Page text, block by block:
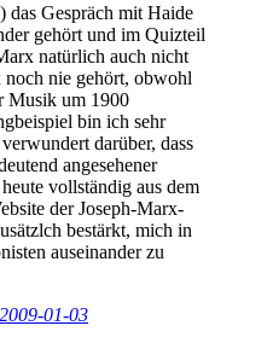
Gespräch mit Haide
gehört und im Quizteil
natürlich auch nicht
nie gehört, obwohl
Musik um 1900
bin ich sehr
darüber, dass
angesehener
vollständig aus dem
der Joseph-Marx-
bestärkt, mich in
auseinander zu
2009-01-03